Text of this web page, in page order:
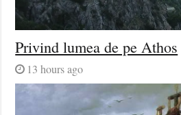
Privind lumea de pe Athos
13 hours ago